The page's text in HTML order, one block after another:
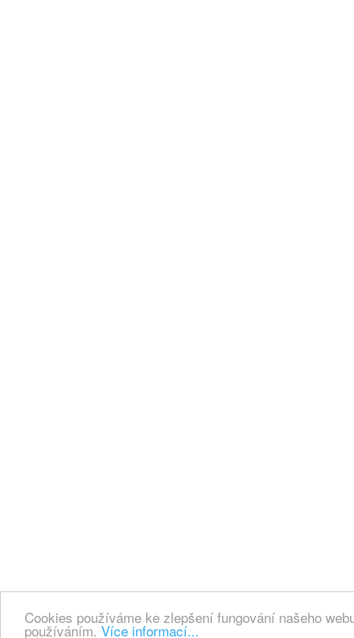
Cookies používáme ke zlepšení fungování našeho
používáním. Více informací...